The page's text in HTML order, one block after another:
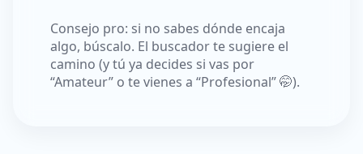
Consejo pro: si no sabes dónde encaja
algo, búscalo. El buscador te sugiere el
camino (y tú ya decides si vas por
“Amateur” o te vienes a “Profesional” 🤭).